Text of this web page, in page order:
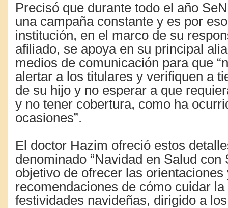
Precisó que durante todo el año
una campaña constante y es por
institución, en el marco de su
afiliado, se apoya en su principal
medios de comunicación para que
alertar a los titulares y verifiquen a
de su hijo y no esperar a que
y no tener cobertura, como ha
ocasiones”.
El doctor Hazim ofreció estos
denominado “Navidad en Salud con
objetivo de ofrecer las orientaciones
recomendaciones de cómo cuidar
festividades navideñas, dirigido a